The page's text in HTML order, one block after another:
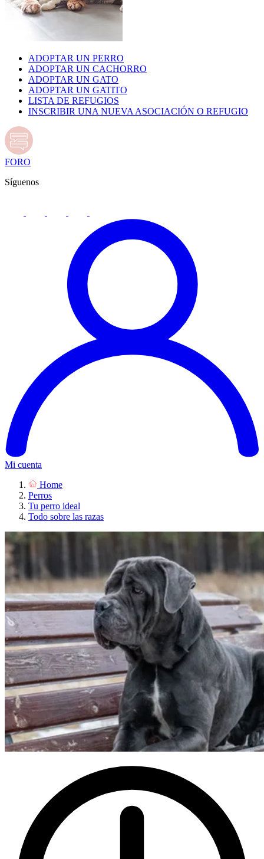
ADOPTAR UN PERRO
ADOPTAR UN CACHORRO
ADOPTAR UN GATO
ADOPTAR UN GATITO
LISTA DE REFUGIOS
INSCRIBIR UNA NUEVA ASOCIACIÓN O REFUGIO
FORO
Síguenos
Mi cuenta
Home
Perros
Tu perro ideal
Todo sobre las razas